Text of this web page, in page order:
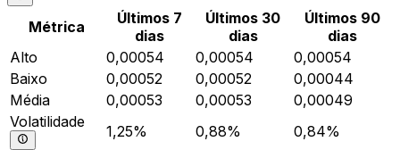
Métrica
Últimos 7
dias
Últimos 30
dias
Últimos 90
dias
Alto
0,00054 0,00054
0,00054
Baixo
0,00052 0,00052
0,00044
Média
0,00053 0,00053
0,00049
Volatilidade
1,25% 0,88% 0,84%